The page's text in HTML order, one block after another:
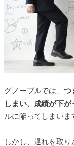
グノーブルでは、 つ
しまい、成績が下
ルに陥ってしまいま
しかし、遅れを取